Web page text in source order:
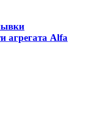
агрегата Alfa